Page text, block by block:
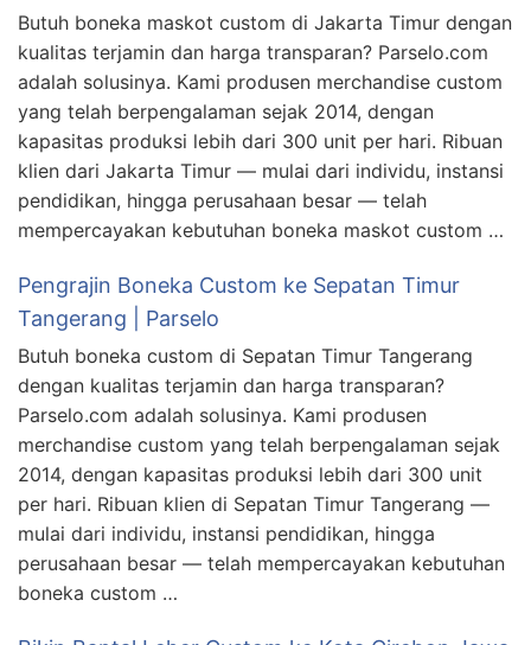
Butuh boneka maskot custom di Jakarta Timur dengan
kualitas terjamin dan harga transparan? Parselo.com
adalah solusinya. Kami produsen merchandise custom
yang telah berpengalaman sejak 2014, dengan
kapasitas produksi lebih dari 300 unit per hari. Ribuan
klien dari Jakarta Timur — mulai dari individu, instansi
pendidikan, hingga perusahaan besar — telah
mempercayakan kebutuhan boneka maskot custom …
Pengrajin Boneka Custom ke Sepatan Timur
Tangerang | Parselo
Butuh boneka custom di Sepatan Timur Tangerang
dengan kualitas terjamin dan harga transparan?
Parselo.com adalah solusinya. Kami produsen
merchandise custom yang telah berpengalaman sejak
2014, dengan kapasitas produksi lebih dari 300 unit
per hari. Ribuan klien di Sepatan Timur Tangerang —
mulai dari individu, instansi pendidikan, hingga
perusahaan besar — telah mempercayakan kebutuhan
boneka custom …